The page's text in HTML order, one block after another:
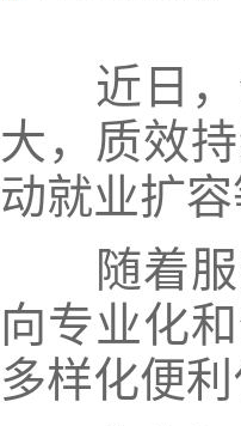
近日，
大，质效
动就业扩
随着服
向专业化
多样化便